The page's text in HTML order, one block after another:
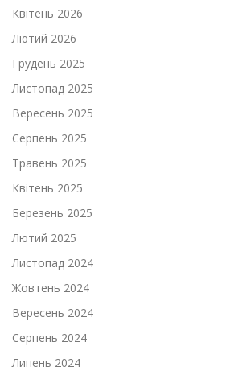
Квітень 2026
Лютий 2026
Грудень 2025
Листопад 2025
Вересень 2025
Серпень 2025
Травень 2025
Квітень 2025
Березень 2025
Лютий 2025
Листопад 2024
Жовтень 2024
Вересень 2024
Серпень 2024
Липень 2024